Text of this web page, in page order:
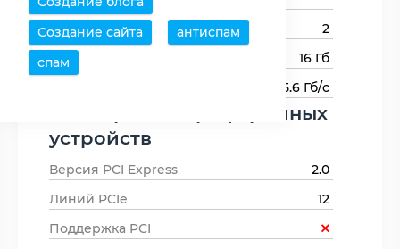
Создание сайта
антиспам
спам
Каналов памяти
2
Максимальный объем памяти
16 Гб
25.6 Гб/с
Поддержка периферийных
устройств
Версия PCI Express
2.0
Линий PCIe
12
Поддержка PCI